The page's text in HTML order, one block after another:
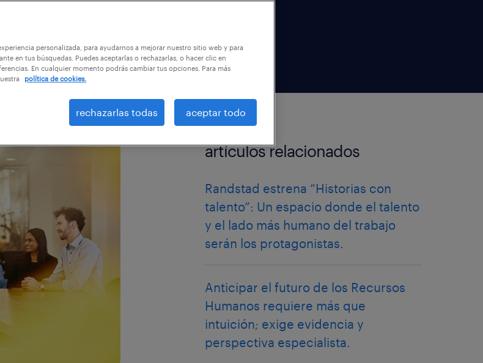
artículos relacionados
Randstad estrena “Historias con
talento”: Un espacio donde el talento
y el lado más humano del trabajo
serán los protagonistas.
Anticipar el futuro de los Recursos
Humanos requiere más que
intuición; exige evidencia y
perspectiva especialista.
personalizada, para ayudarnos a mejorar nuestro sitio web y para
en tus búsquedas. Puedes aceptarlas o rechazarlas, o hacer clic en
En cualquier momento podrás cambiar tus opciones. Para más
política de cookies.
rechazarlas todas aceptar todo